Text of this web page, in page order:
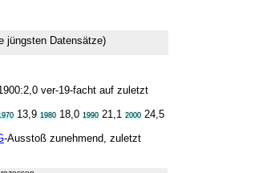
jüngsten Datensätze)
ver-19-facht auf zuletzt
13,9 1980 18,0 1990 21,1 2000 24,5
-Ausstoß zunehmend, zuletzt